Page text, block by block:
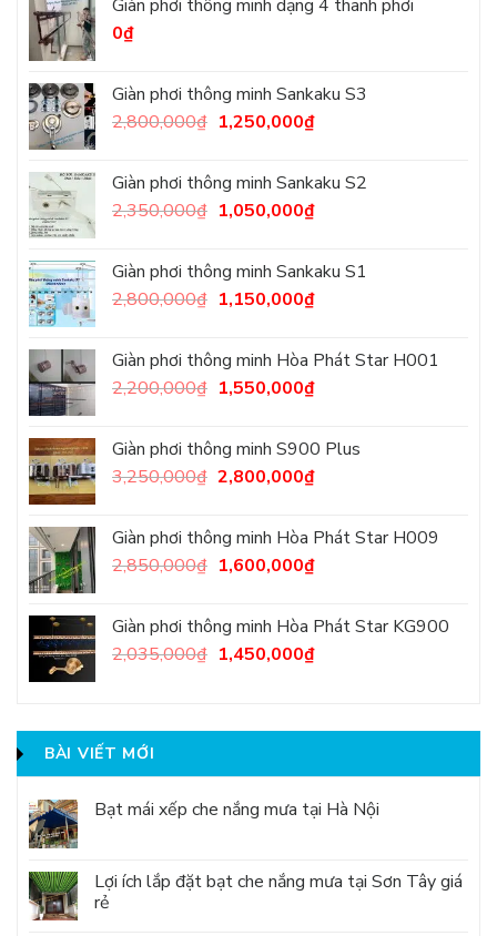
Giàn phơi thông minh dạng 4 thanh phơi
0₫
Giàn phơi thông minh Sankaku S3
2,800,000₫ 1,250,000₫
Giàn phơi thông minh Sankaku S2
2,350,000₫ 1,050,000₫
Giàn phơi thông minh Sankaku S1
2,800,000₫ 1,150,000₫
Giàn phơi thông minh Hòa Phát Star H001
2,200,000₫ 1,550,000₫
Giàn phơi thông minh S900 Plus
3,250,000₫ 2,800,000₫
Giàn phơi thông minh Hòa Phát Star H009
2,850,000₫ 1,600,000₫
Giàn phơi thông minh Hòa Phát Star KG900
2,035,000₫ 1,450,000₫
BÀI VIẾT MỚI
Bạt mái xếp che nắng mưa tại Hà Nội
Lợi ích lắp đặt bạt che nắng mưa tại Sơn Tây giá
rẻ